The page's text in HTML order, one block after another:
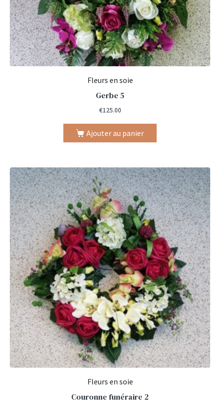
Fleurs en soie
Gerbe 5
€125.00
Ajouter au panier
Fleurs en soie
Couronne funéraire 2